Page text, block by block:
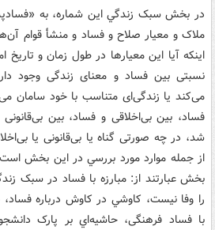
در بخش سبک زندگي اين شماره، به
ملاک و معیار صلاح و فساد و منشأ قوام
اينکه آیا این معیارها در طول زمان و تاریخ
نسبتی بین فساد و معنای زندگی وجود
می‌کند یا زندگی‌ای متناسب با خود سامان
فساد، بین بی‌اخلاقی و فساد، بین
شد، در چه صورتی گناه یا بی‌قانونی یا
از جمله موارد مورد بررسي در اين بخش
بخش عبارتند از: مبارزه با فساد در سبک
را وفا نيست، کاوشي در کاوش درباره
با فساد فرهنگی، حاشيه‌اي بر پارک